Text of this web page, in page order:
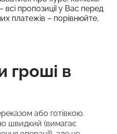
пропозиції у Вас перед
платежів – порівнюйте,
гроші в
або готівкою.
швидкий (вимагає